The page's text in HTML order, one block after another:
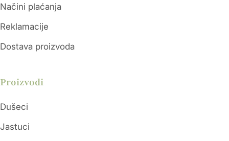
Načini plaćanja
Reklamacije
Dostava proizvoda
Proizvodi
Dušeci
Jastuci